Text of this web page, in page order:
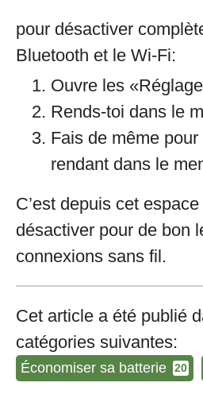
pour désactiver
Bluetooth et le Wi-Fi:
Ouvre les
Rends-toi dans le
Fais de même
rendant dans le
C’est depuis cet
désactiver pour de bon
connexions sans fil.
Cet article a été publié
catégories suivantes:
Économiser sa batterie 20